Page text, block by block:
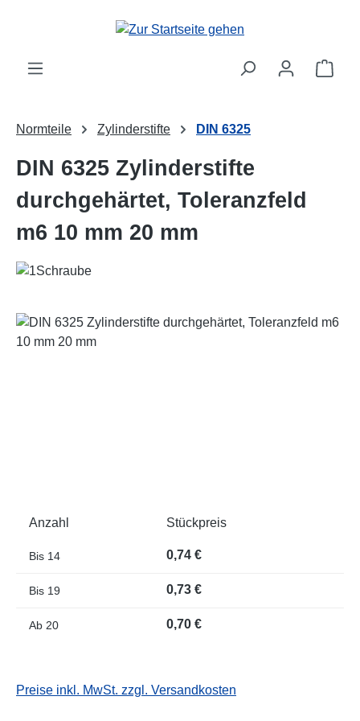
Zum Hauptinhalt springen
Normteile Zylinderstifte DIN 6325
DIN 6325 Zylinderstifte
durchgehärtet, Toleranzfeld
m6 10 mm 20 mm
Bildergalerie überspringen
Anzahl Stückpreis
Bis 14 0,74 €
Bis 19 0,73 €
Ab 20 0,70 €
Preise inkl. MwSt. zzgl. Versandkosten